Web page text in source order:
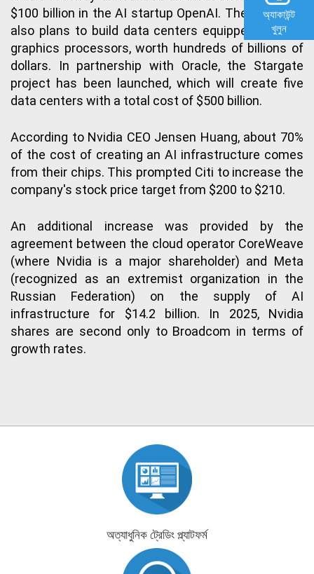
$100 billion in the AI startup OpenAI. The company
also plans to build data centers equipped with its
graphics processors, worth hundreds of billions of
dollars. In partnership with Oracle, the Stargate
project has been launched, which will create five
data centers with a total cost of $500 billion.
According to Nvidia CEO Jensen Huang, about 70%
of the cost of creating an AI infrastructure comes
from their chips. This prompted Citi to increase the
company's stock price target from $200 to $210.
An additional increase was provided by the
agreement between the cloud operator CoreWeave
(where Nvidia is a major shareholder) and Meta
(recognized as an extremist organization in the
Russian Federation) on the supply of AI
infrastructure for $14.2 billion. In 2025, Nvidia
shares are second only to Broadcom in terms of
growth rates.
অত্যাধুনিক ট্রেডিং প্ল্যাটফর্ম
অ্যাকাউন্ট
খুলুন